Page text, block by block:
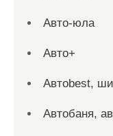
Авто-юла
Авто+
Автоbest,
Автобаня,